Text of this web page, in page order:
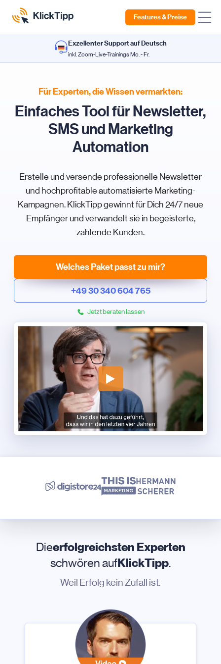
Features & Preise
Exzellenter Support auf Deutsch
inkl. Zoom-Live-Trainings Mo. - Fr.
Für Experten, die Wissen vermarkten:
Einfaches Tool für Newsletter,
SMS und Marketing
Automation
Erstelle und versende professionelle Newsletter
und hochprofitable automatisierte Marketing-
Kampagnen. KlickTipp gewinnt für Dich 24/7 neue
Empfänger und verwandelt sie in begeisterte,
zahlende Kunden.
Welches Paket passt zu mir?
+49 30 340 604 765
Jetzt beraten lassen
Dieerfolgreichsten Experten
schwören aufKlickTipp.
Weil Erfolg kein Zufall ist.